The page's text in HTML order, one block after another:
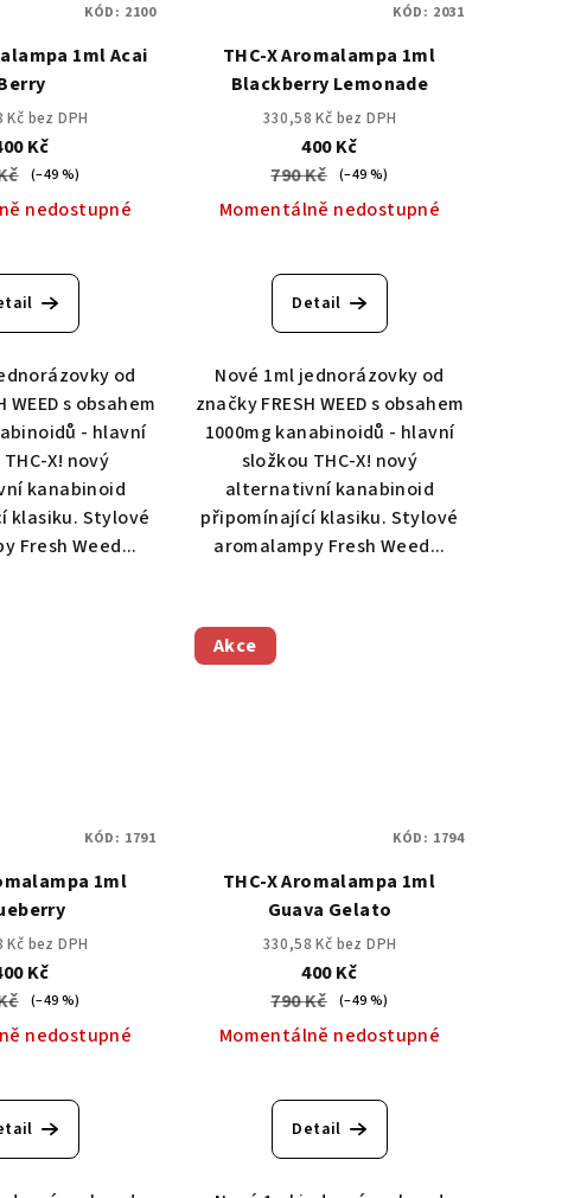
1ml Acai
Kč bez DPH
Kč
(–49 %)
nedostupné
od
WEED s obsahem
- hlavní
X! nový
kanabinoid
klasiku. Stylové
Fresh Weed...
KÓD: 2100
THC-X Aromalampa 1ml
Blackberry Lemonade
330,58 Kč bez DPH
400 Kč
790 Kč
(–49 %)
Momentálně nedostupné
Detail
Nové 1ml jednorázovky od
značky FRESH WEED s obsahem
1000mg kanabinoidů - hlavní
složkou THC-X! nový
alternativní kanabinoid
připomínající klasiku. Stylové
aromalampy Fresh Weed...
KÓD: 2031
1ml
Kč bez DPH
Kč
(–49 %)
nedostupné
KÓD: 1791
Akce
THC-X Aromalampa 1ml
Guava Gelato
330,58 Kč bez DPH
400 Kč
790 Kč
(–49 %)
Momentálně nedostupné
Detail
KÓD: 1794